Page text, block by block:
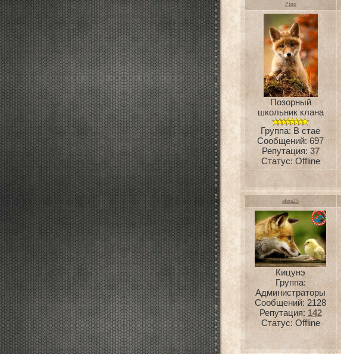
Pino
Позорный
школьник клана
Группа: В стае
Сообщений: 697
Репутация:37
Статус: Offline
afera25
Кицунэ
Группа:
Администраторы
Сообщений: 2128
Репутация: 142
Статус: Offline